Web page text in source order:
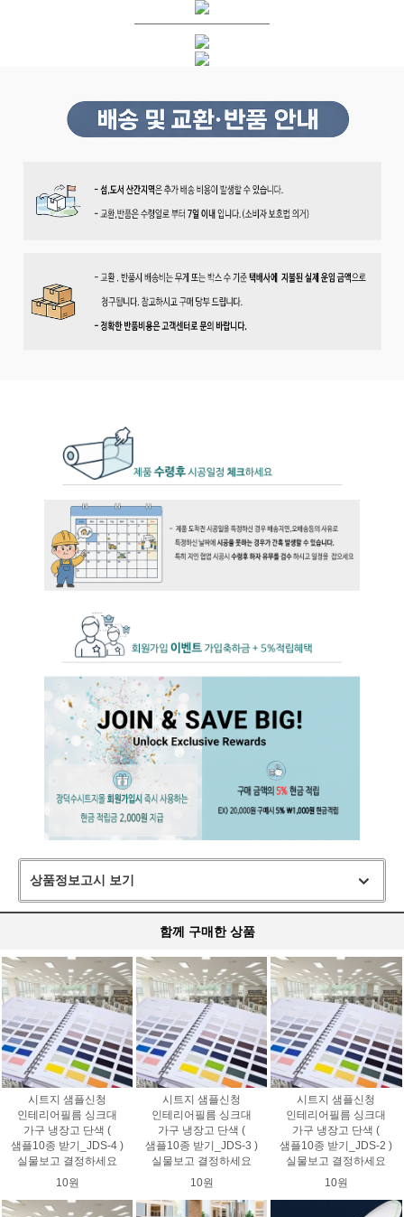
───────────────
상품정보고시 보기
함께 구매한 상품
시트지 샘플신청
인테리어필름 싱크대
가구 냉장고 단색 (
샘플10종 받기_JDS-4 )
실물보고 결정하세요
10원
시트지 샘플신청
인테리어필름 싱크대
가구 냉장고 단색 (
샘플10종 받기_JDS-3 )
실물보고 결정하세요
10원
시트지 샘플신청
인테리어필름 싱크대
가구 냉장고 단색 (
샘플10종 받기_JDS-2 )
실물보고 결정하세요
10원